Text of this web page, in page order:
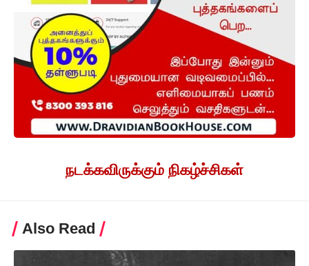
நடக்கவிருக்கும் நிகழ்ச்சிகள்
Also Read